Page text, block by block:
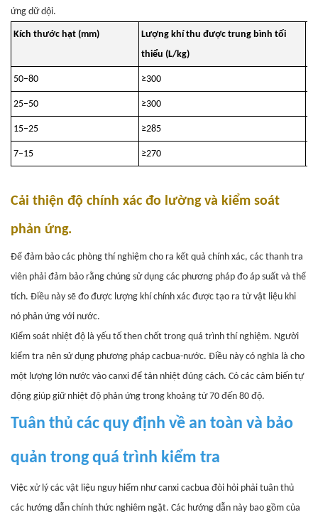
ứng dữ dội.
Kích thước hạt (mm)
Lượng khí thu được trung bình tối
thiểu (L/kg)
50–80 ≥300
25–50 ≥300
15–25 ≥285
7–15 ≥270
Cải thiện độ chính xác đo lường và kiểm soát
phản ứng.
Để đảm bảo các phòng thí nghiệm cho ra kết quả chính xác, các thanh tra
viên phải đảm bảo rằng chúng sử dụng các phương pháp đo áp suất và thể
tích. Điều này sẽ đo được lượng khí chính xác được tạo ra từ vật liệu khi
nó phản ứng với nước.
Kiểm soát nhiệt độ là yếu tố then chốt trong quá trình thí nghiệm. Người
kiểm tra nên sử dụng phương pháp cacbua-nước. Điều này có nghĩa là cho
một lượng lớn nước vào canxi để tản nhiệt đúng cách. Có các cảm biến tự
động giúp giữ nhiệt độ phản ứng trong khoảng từ 70 đến 80 độ.
Tuân thủ các quy định về an toàn và bảo
quản trong quá trình kiểm tra
Việc xử lý các vật liệu nguy hiểm như canxi cacbua đòi hỏi phải tuân thủ
các hướng dẫn chính thức nghiêm ngặt. Các hướng dẫn này bao gồm của